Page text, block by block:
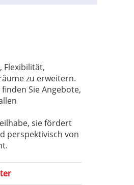
Flexibilität,
zu erweitern.
Sie Angebote,
sie fördert
perspektivisch von